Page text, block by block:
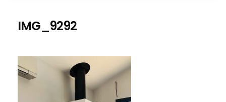
IMG_9292